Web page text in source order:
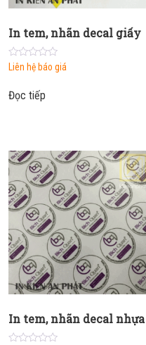
In tem, nhãn decal giấy
0
5
Liên hệ báo giá
Đọc tiếp
In tem, nhãn decal nhựa